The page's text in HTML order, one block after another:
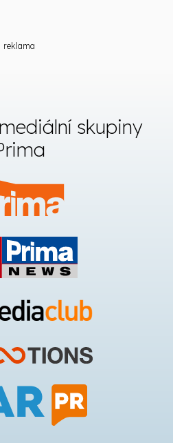
reklama
skupiny